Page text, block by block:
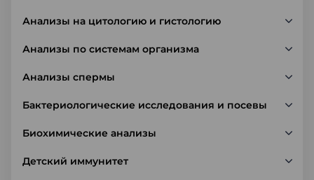
Анализы на цитологию и гистологию
Анализы по системам организма
Анализы спермы
Бактериологические исследования и посевы
Биохимические анализы
Детский иммунитет